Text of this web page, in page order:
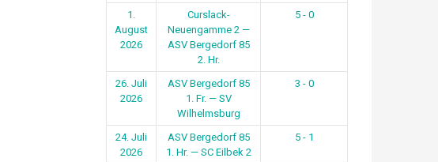
1.
August
2026
Curslack-
Neuengamme 2 —
ASV Bergedorf 85
2. Hr.
5 - 0
26. Juli
2026
ASV Bergedorf 85
1. Fr. — SV
Wilhelmsburg
3 - 0
24. Juli
2026
ASV Bergedorf 85
1. Hr. — SC Eilbek 2
5 - 1